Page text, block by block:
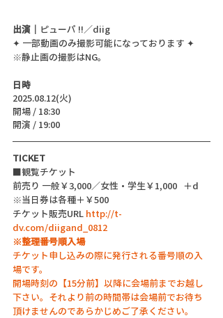
出演｜ ピューパ !!／diig
✦ 一部動画のみ撮影可能になっております ✦
※静止画の撮影はNG。
日時
2025.08.12(火)
開場 / 18:30
開演 / 19:00
TICKET
■観覧チケット
前売り 一般￥3,000／女性・学生￥1,000   ＋d
※当日券は各種＋￥500
チケット販売URL http://t-
dv.com/diigand_0812
※整理番号順入場
チケット申し込みの際に発行される番号順の入
場です。
開場時刻の【15分前】以降に会場前までお越し
下さい。それより前の時間帯は会場前でお待ち
頂けませんのであらかじめご了承ください。